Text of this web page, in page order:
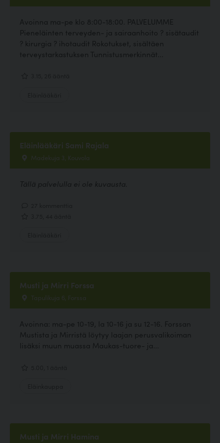
Avoinna ma-pe klo 8:00-18:00. PALVELUMME
Pieneläinten terveyden- ja sairaanhoito ? sisätaudit
? kirurgia ? ihotaudit Rokotukset, sisältäen
terveystarkastuksen Tunnistusmerkinnät...
Eläinlääkäri Sami Rajala
Madekuja 3, Kouvola
Tällä palvelulla ei ole kuvausta.
Musti ja Mirri Forssa
Tapulikuja 6, Forssa
Avoinna: ma-pe 10-19, la 10-16 ja su 12-16. Forssan
Mustista ja Mirristä löytyy laajan perusvalikoiman
lisäksi muun muassa Maukas-tuore- ja...
Musti ja Mirri Hamina